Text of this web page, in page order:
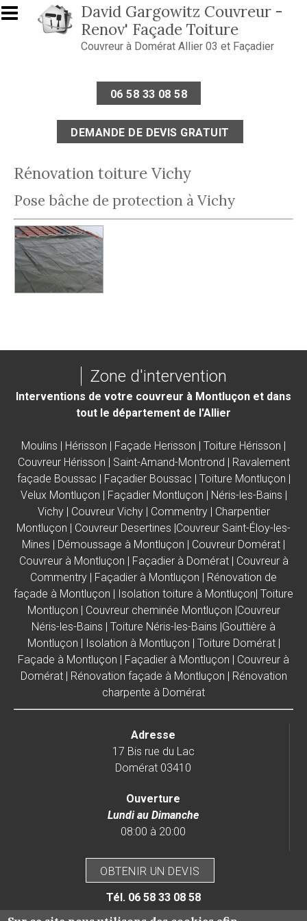
Aller au contenu principalDavid Gargowitz Couvreur -
Renov' Façade Toiture
Couvreur à Domérat Allier 03 et Façadier
06 58 33 08 58
DEMANDE DE DEVIS GRATUIT
Rénovation toiture Vichy
Pose bâche de protection à Vichy
Zone d'intervention
Interventions de votre couvreur à Montluçon et dans
tout le département de l'Allier
Moulins | Hérisson | Façade Herisson | Toiture Hérisson |
Couvreur Hérisson | Saint-Amand-Montrond | Ravalement
façade Boussac | Façadier Boussac | Toiture Montluçon |
Velux Montluçon | Façadier Montluçon | Néris-les-Bains |
Vichy| Couvreur Vichy| Commentry| Charpentier
Montluçon | Couvreur Desertines |Couvreur Saint-Éloy-les-
Mines | Démoussage à Montluçon | Couvreur Domérat |
Couvreur à Montluçon | Façadier à Domérat| Couvreur à
Commentry | Façadier à Montluçon | Rénovation de
façade à Montluçon | Isolation toiture à Montluçon| Toiture
Montluçon | Couvreur cheminée Montluçon |Couvreur
Néris-les-Bains | Toiture Néris-les-Bains |Gouttière à
Montluçon | Isolation à Montluçon | Toiture Domérat |
Façade à Montluçon | Façadier à Montluçon | Couvreur à
Domérat| Rénovation façade à Montluçon | Rénovation
charpente à Domérat
Adresse
17 Bis rue du Lac
Domérat 03410
Ouverture
Lundi au Dimanche
08:00 à 20:00
OBTENIR UN DEVIS
Tél. 06 58 33 08 58